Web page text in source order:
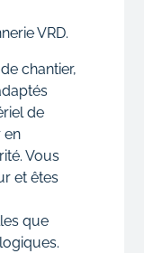
VRD.
chantier,
de
en
Vous
et êtes
que